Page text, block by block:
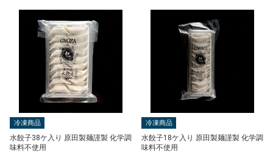
冷凍商品
水餃子38ケ入り 原田製麺謹製 化学調
味料不使用
冷凍商品
水餃子18ケ入り 原田製麺謹製 化学調
味料不使用